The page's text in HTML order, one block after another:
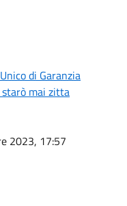
di Garanzia
starò mai zitta
2023, 17:57